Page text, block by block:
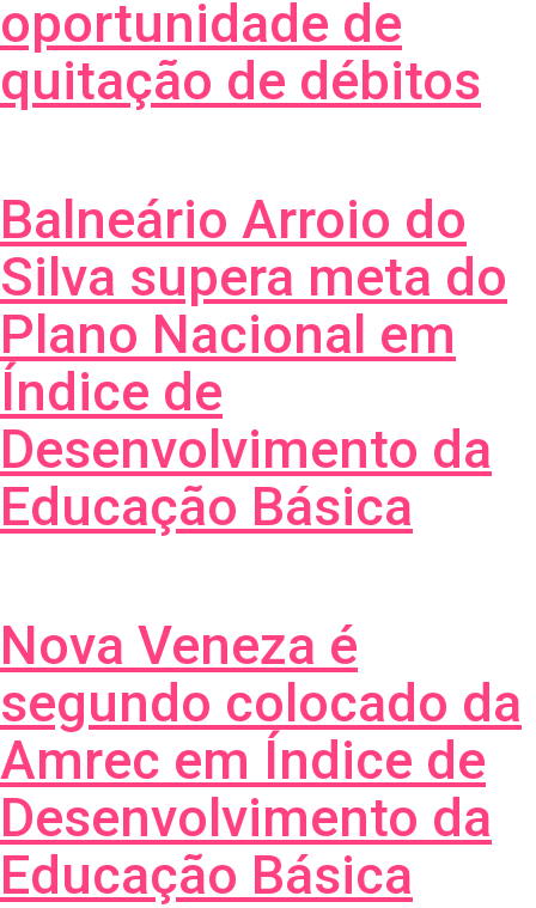
oportunidade de
quitação de débitos
Balneário Arroio do
Silva supera meta do
Plano Nacional em
Índice de
Desenvolvimento da
Educação Básica
Nova Veneza é
segundo colocado da
Amrec em Índice de
Desenvolvimento da
Educação Básica